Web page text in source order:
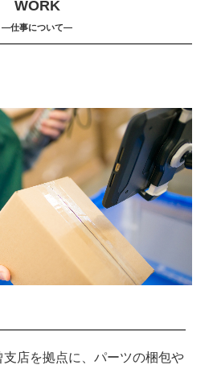
WORK
―仕事について―
店を拠点に、パーツの梱包や